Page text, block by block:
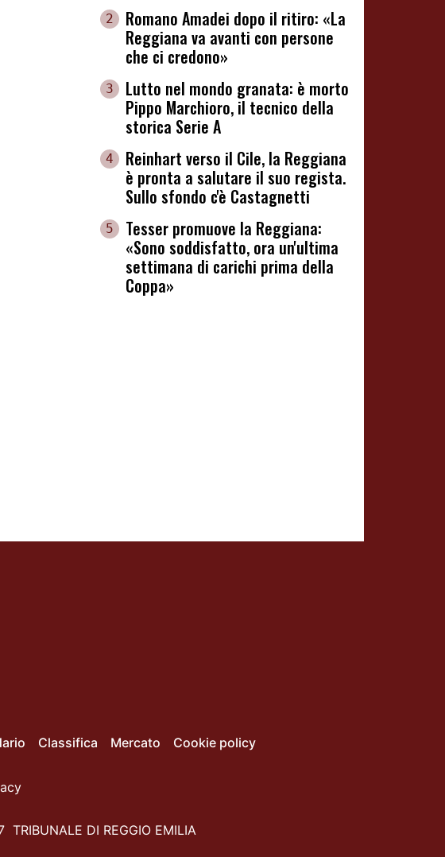
2
Romano Amadei dopo il ritiro: «La
Reggiana va avanti con persone
che ci credono»
3
Lutto nel mondo granata: è morto
Pippo Marchioro, il tecnico della
storica Serie A
4
Reinhart verso il Cile, la Reggiana
è pronta a salutare il suo regista.
Sullo sfondo c'è Castagnetti
5
Tesser promuove la Reggiana:
«Sono soddisfatto, ora un'ultima
settimana di carichi prima della
Coppa»
Classifica Mercato Cookie policy
TRIBUNALE DI REGGIO EMILIA